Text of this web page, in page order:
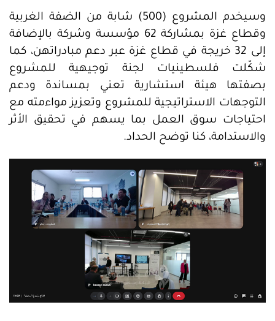
وسيخدم المشروع (500) شابة من الضفة الغربية
وقطاع غزة بمشاركة 62 مؤسسة وشركة بالإضافة
إلى 32 خريجة في قطاع غزة عبر دعم مبادراتهن، كما
شكّلت فلسطينيات لجنة توجيهية للمشروع
بصفتها هيئة استشارية تعني بمساندة ودعم
التوجهات الاستراتيجية للمشروع وتعزيز مواءمته مع
احتياجات سوق العمل بما يسهم في تحقيق الأثر
والاستدامة، كنا توضح الحداد.